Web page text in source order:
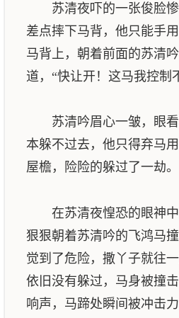
苏清夜吓的一张俊脸惨
差点摔下马背，他只能手
马背上，朝着前面的苏清
道，“快让开！这马我控制
苏清吟眉心一皱，眼看
本躲不过去，他只得弃马
屋檐，险险的躲过了一劫。
在苏清夜惶恐的眼神中
狠狠朝着苏清吟的飞鸿马
觉到了危险，撒丫子就往
依旧没有躲过，马身被撞
响声，马蹄处瞬间被冲击